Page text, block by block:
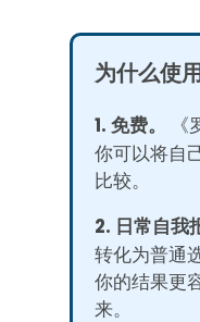
为什么使
1. 免费。
你可以将自
比较。
2. 日常自我
转化为普通
你的结果更
来。